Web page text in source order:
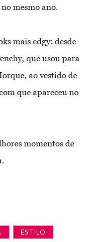
mesmo ano.
mais edgy: desde
que usou para
ao vestido de
que apareceu no
momentos de
ESTILO